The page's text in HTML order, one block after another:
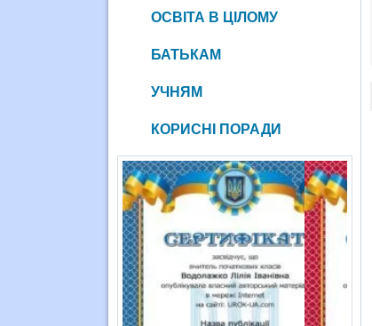
ОСВІТА В ЦІЛОМУ
БАТЬКАМ
УЧНЯМ
КОРИСНІ ПОРАДИ